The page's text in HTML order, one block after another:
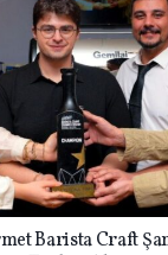
Barista Craft